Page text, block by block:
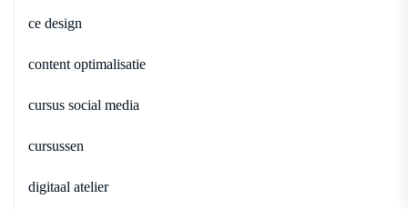
ce design
content optimalisatie
cursus social media
cursussen
digitaal atelier